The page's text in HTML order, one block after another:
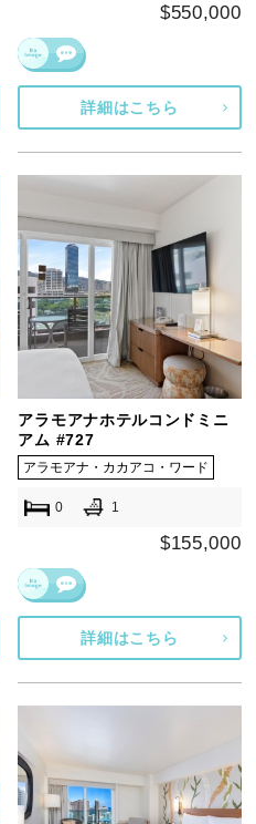
$550,000
詳細はこちら
アラモアナホテルコンドミニ
アム #727
アラモアナ・カカアコ・ワード
0 1
$155,000
詳細はこちら